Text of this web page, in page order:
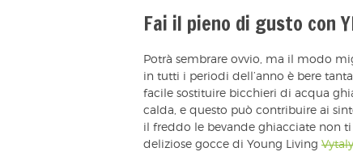
Fai il pieno di gusto con
Potrà sembrare ovvio, ma il modo
in tutti i periodi dell’anno è bere
facile sostituire bicchieri di acqua
calda, e questo può contribuire ai
il freddo le bevande ghiacciate non
deliziose gocce di Young Living